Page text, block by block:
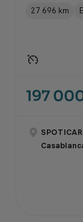
27 696 km
197